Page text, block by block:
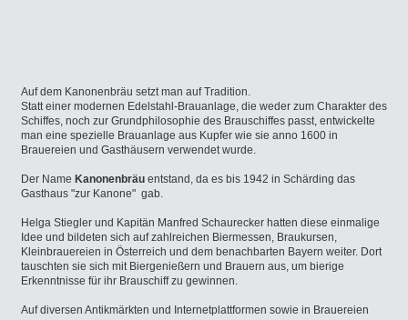
Auf dem Kanonenbräu setzt man auf Tradition.
Statt einer modernen Edelstahl-Brauanlage, die weder zum Charakter des
Schiffes, noch zur Grundphilosophie des Brauschiffes passt, entwickelte
man eine spezielle Brauanlage aus Kupfer wie sie anno 1600 in
Brauereien und Gasthäusern verwendet wurde.
Der Name Kanonenbräu entstand, da es bis 1942 in Schärding das
Gasthaus "zur Kanone" gab.
Helga Stiegler und Kapitän Manfred Schaurecker hatten diese einmalige
Idee und bildeten sich auf zahlreichen Biermessen, Braukursen,
Kleinbrauereien in Österreich und dem benachbarten Bayern weiter. Dort
tauschten sie sich mit Biergenießern und Brauern aus, um bierige
Erkenntnisse für ihr Brauschiff zu gewinnen.
Auf diversen Antikmärkten und Internetplattformen sowie in Brauereien